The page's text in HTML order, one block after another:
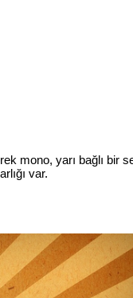
mono, yarı bağlı bir
var.